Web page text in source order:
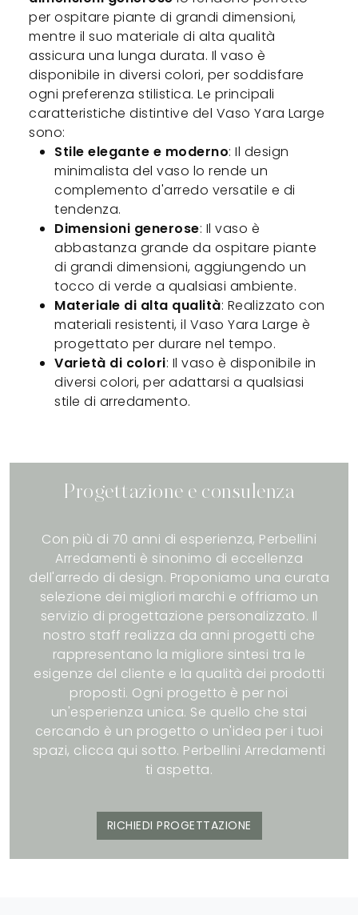
per ospitare piante di grandi dimensioni,
mentre il suo materiale di alta qualità
assicura una lunga durata. Il vaso è
disponibile in diversi colori, per soddisfare
ogni preferenza stilistica. Le principali
caratteristiche distintive del Vaso Yara Large
sono:
Stile elegante e moderno: Il design
minimalista del vaso lo rende un
complemento d'arredo versatile e di
tendenza.
Dimensioni generose: Il vaso è
abbastanza grande da ospitare piante
di grandi dimensioni, aggiungendo un
tocco di verde a qualsiasi ambiente.
Materiale di alta qualità: Realizzato con
materiali resistenti, il Vaso Yara Large è
progettato per durare nel tempo.
Varietà di colori: Il vaso è disponibile in
diversi colori, per adattarsi a qualsiasi
stile di arredamento.
Progettazione e consulenza
Con più di 70 anni di esperienza, Perbellini
Arredamenti è sinonimo di eccellenza
dell'arredo di design. Proponiamo una curata
selezione dei migliori marchi e offriamo un
servizio di progettazione personalizzato. Il
nostro staff realizza da anni progetti che
rappresentano la migliore sintesi tra le
esigenze del cliente e la qualità dei prodotti
proposti. Ogni progetto è per noi
un'esperienza unica. Se quello che stai
cercando è un progetto o un'idea per i tuoi
spazi, clicca qui sotto. Perbellini Arredamenti
ti aspetta.
RICHIEDI PROGETTAZIONE